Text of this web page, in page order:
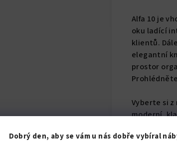
Dobrý den, aby se vám u nás dobře vybíral
Alfa 10 je
oku ladící
klientů.
elegantní
prostor
Vyberte si
moderní,